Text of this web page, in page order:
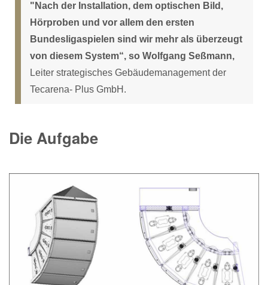
"Nach der Installation, dem optischen Bild,
Hörproben und vor allem den ersten
Bundesligaspielen sind wir mehr als überzeugt
von diesem System“, so Wolfgang Seßmann,
Leiter strategisches Gebäudemanagement der
Tecarena- Plus GmbH.
Die Aufgabe